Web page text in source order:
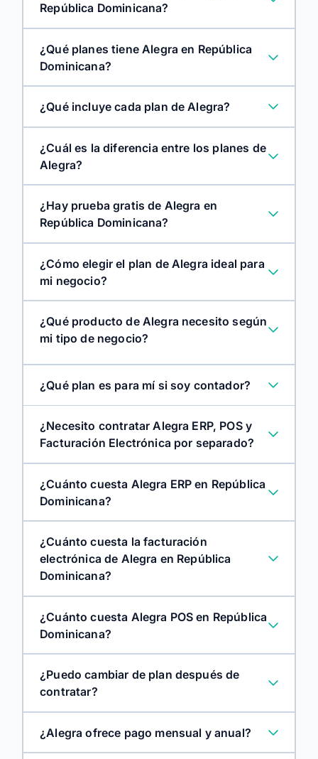
República Dominicana?
Soy Pyme:
Alegra ERP:
Soy Contador:
¿Qué planes tiene Alegra en República
Dominicana?
¿Qué incluye cada plan de Alegra?
¿Cuál es la diferencia entre los planes de
Alegra?
Alegra ERP
Alegra POS
Alegra Contabilidad
¿Hay prueba gratis de Alegra en
República Dominicana?
¿Cómo elegir el plan de Alegra ideal para
mi negocio?
¿Qué producto de Alegra necesito según
mi tipo de negocio?
¿Qué plan es para mí si soy contador?
¿Necesito contratar Alegra ERP, POS y
Facturación Electrónica por separado?
¿Cuánto cuesta Alegra ERP en República
Dominicana?
¿Cuánto cuesta la facturación
electrónica de Alegra en República
Dominicana?
¿Cuánto cuesta Alegra POS en República
Dominicana?
¿Puedo cambiar de plan después de
contratar?
¿Alegra ofrece pago mensual y anual?